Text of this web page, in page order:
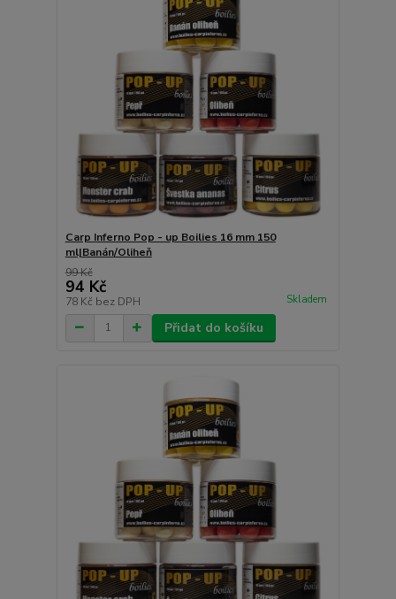
Carp Inferno Pop - up Boilies 16 mm 150
ml|Banán/Oliheň
99 Kč
94 Kč
78 Kč bez DPH Skladem
Přidat do košíku